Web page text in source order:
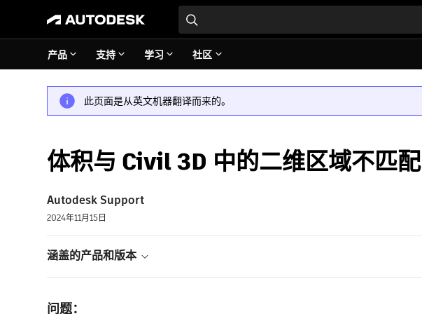
产品 支持 学习 社区
此页面是从英文机器翻译而来的。
体积与 Civil 3D 中的二维区域不匹配
Autodesk Support
2024年11月15日
涵盖的产品和版本
问题：